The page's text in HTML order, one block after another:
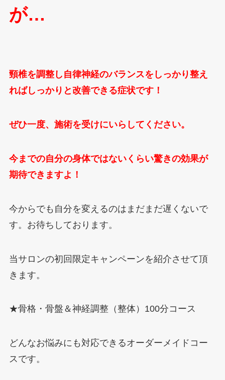
が…
頸椎を調整し自律神経のバランスをしっかり整え
ればしっかりと改善できる症状です！
ぜひ一度、施術を受けにいらしてください。
今までの自分の身体ではないくらい驚きの効果が
期待できますよ！
今からでも自分を変えるのはまだまだ遅くないで
す。お待ちしております。
当サロンの初回限定キャンペーンを紹介させて頂
きます。
★骨格・骨盤＆神経調整（整体）100分コース
どんなお悩みにも対応できるオーダーメイドコー
スです。